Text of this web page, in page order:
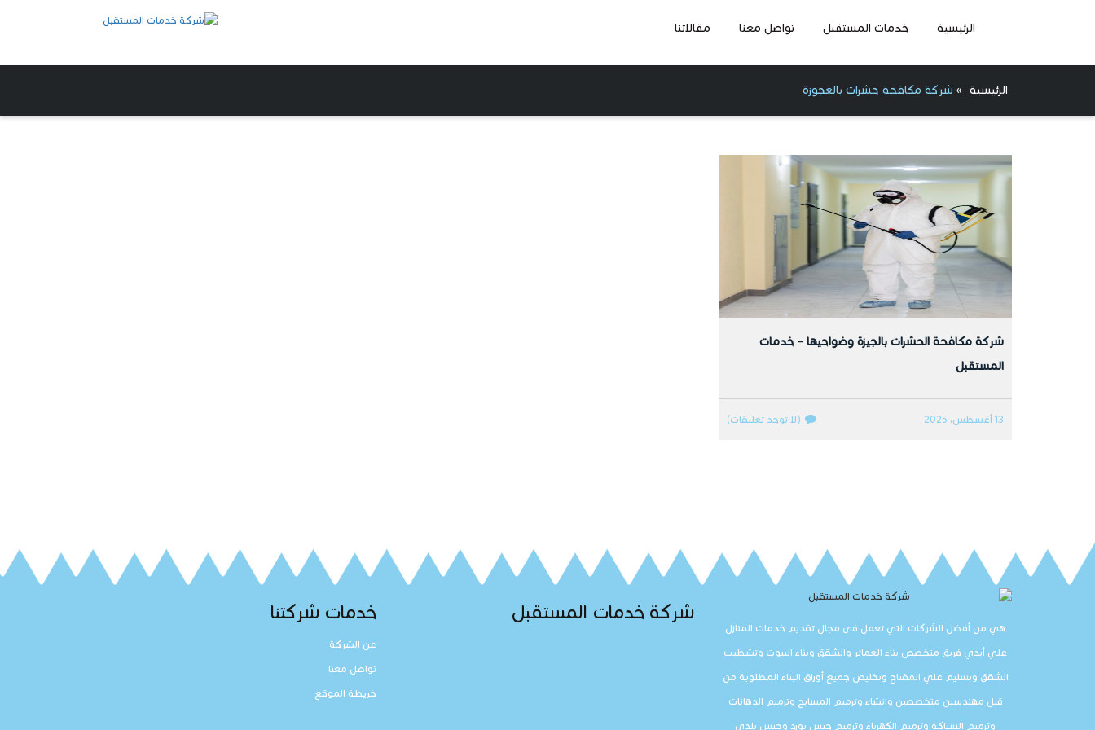
الرئيسية خدمات المستقبل تواصل معنا مقالاتنا
الرئيسية » شركة مكافحة حشرات بالعجوزة
شركة مكافحة الحشرات بالجيزة وضواحيها – خدمات
المستقبل
13 أغسطس، 2025 (لا توجد تعليقات)
هي من أفضل الشركات التي تعمل فى مجال تقديم خدمات المنازل
علي أيدي فريق متخصص بناء العمائر والشقق وبناء البيوت وتشطيب
الشقق وتسليم علي المفتاح وتخليص جميع أوراق البناء المطلوبة من
قبل مهندسين متخصصين وانشاء وترميم المسابح وترميم الدهانات
وترميم السباكة وترميم الكهرباء وترميم جبس بورد وجبس بلدي
شركة خدمات المستقبل خدمات شركتنا
عن الشركة
تواصل معنا
خريطة الموقع